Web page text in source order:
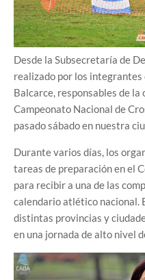
Desde la Subsecretaría de
realizado por los
Balcarce, responsables de la
Campeonato Nacional de
pasado sábado en nuestra
Durante varios días, los
tareas de preparación en el
para recibir a una de las
calendario atlético nacional.
distintas provincias y
en una jornada de alto nivel